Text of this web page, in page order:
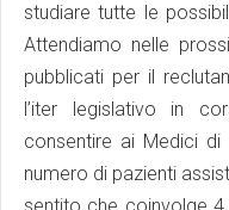
studiare tutte le
Attendiamo nelle
pubblicati per il
l’iter legislativo in
consentire ai Medici di
numero di pazienti